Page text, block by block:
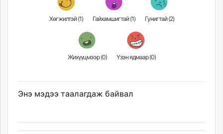
Хөгжилтэй (1) Гайхамшигтай (1) Гунигтай (2)
Жихүүцмээр (0) Үзэн ядмаар (0)
Энэ мэдээ таалагдаж байвал